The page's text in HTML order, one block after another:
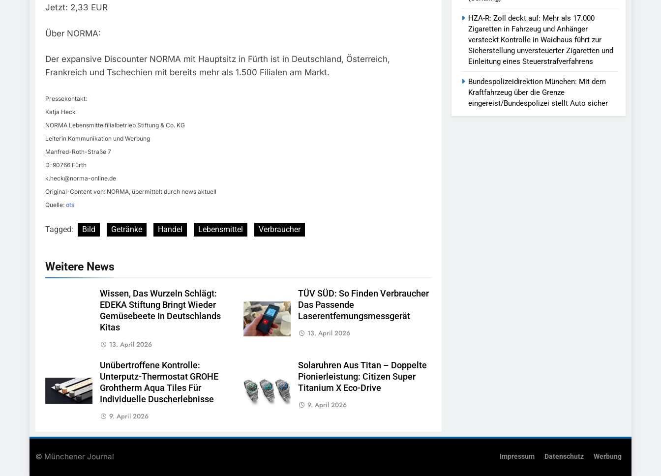
Jetzt: 2,33 EUR
Über NORMA:
Der expansive Discounter NORMA mit Hauptsitz in Fürth ist in Deutschland, Österreich,
Frankreich und Tschechien mit bereits mehr als 1.500 Filialen am Markt.
Pressekontakt:
Katja Heck
NORMA Lebensmittelfilialbetrieb Stiftung & Co. KG
Leiterin Kommunikation und Werbung
Manfred-Roth-Straße 7
D-90766 Fürth
k.heck@norma-online.de
Original-Content von: NORMA, übermittelt durch news aktuell
Quelle: ots
Tagged: Bild Getränke Handel Lebensmittel Verbraucher
Weitere News
Wissen, Das Wurzeln Schlägt:
EDEKA Stiftung Bringt Wieder
Gemüsebeete In Deutschlands
Kitas
13. April 2026
TÜV SÜD: So Finden Verbraucher
Das Passende
Laserentfernungsmessgerät
13. April 2026
Unübertroffene Kontrolle:
Unterputz-Thermostat GROHE
Grohtherm Aqua Tiles Für
Individuelle Duscherlebnisse
9. April 2026
Solaruhren Aus Titan – Doppelte
Pionierleistung: Citizen Super
Titanium X Eco-Drive
9. April 2026
HZA-R: Zoll deckt auf: Mehr als 17.000
Zigaretten in Fahrzeug und Anhänger
versteckt Kontrolle in Waidhaus führt zur
Sicherstellung unversteuerter Zigaretten und
Einleitung eines Steuerstrafverfahrens
Bundespolizeidirektion München: Mit dem
Kraftfahrzeug über die Grenze
eingereist/Bundespolizei stellt Auto sicher
© Münchener Journal Impressum Datenschutz Werbung